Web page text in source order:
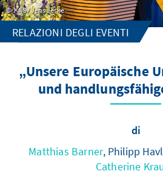
KAS / Jens Jeske
RELAZIONI DEGLI EVENTI
„Unsere Europäische
und
di
Matthias Barner, Philipp
Catherine